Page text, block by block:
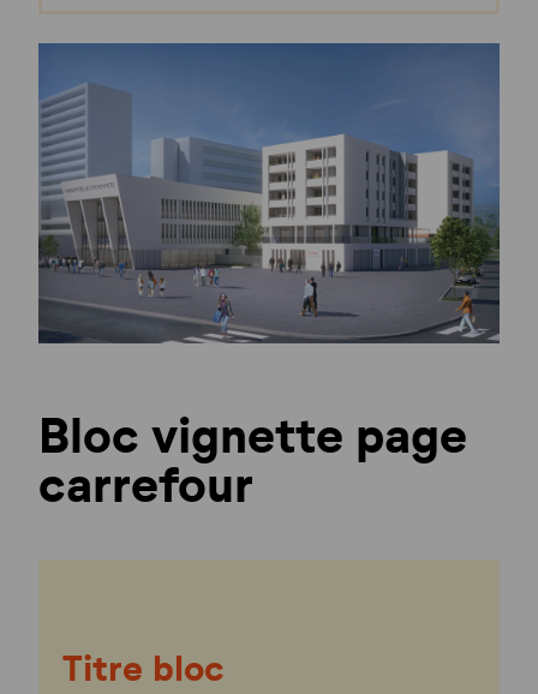
Bloc vignette page
carrefour
Titre bloc